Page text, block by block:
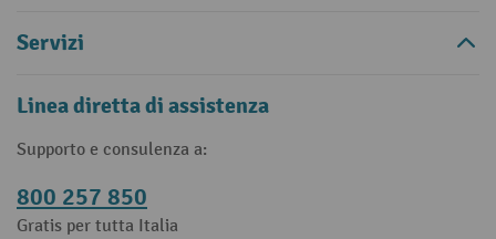
Servizi
Linea diretta di assistenza
Supporto e consulenza a:
800 257 850
Gratis per tutta Italia